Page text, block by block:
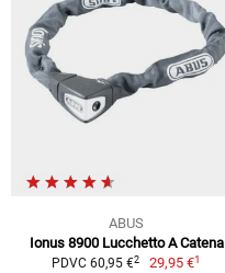
ABUS
Ionus 8900 Lucchetto A Catena
PDVC 60,95 €2 29,95 €1